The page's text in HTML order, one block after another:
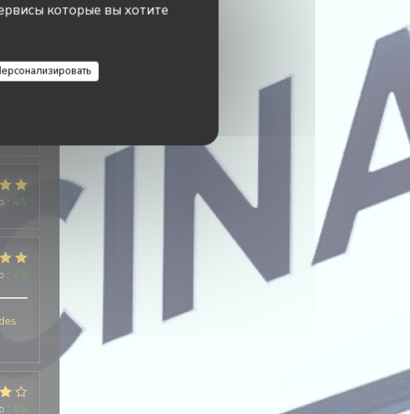
которые вы хотите
: 4/5
:
: